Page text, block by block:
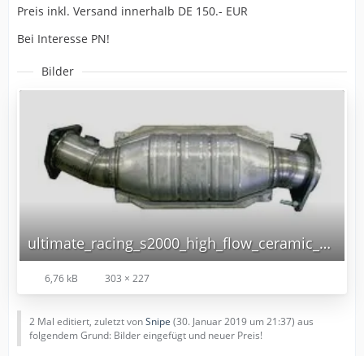
Preis inkl. Versand innerhalb DE 150.- EUR
Bei Interesse PN!
Bilder
ultimate_racing_s2000_high_flow_ceramic_Cat.jpg
6,76 kB 303 × 227
2 Mal editiert, zuletzt vonSnipe (30. Januar 2019 um 21:37) aus
folgendem Grund: Bilder eingefügt und neuer Preis!